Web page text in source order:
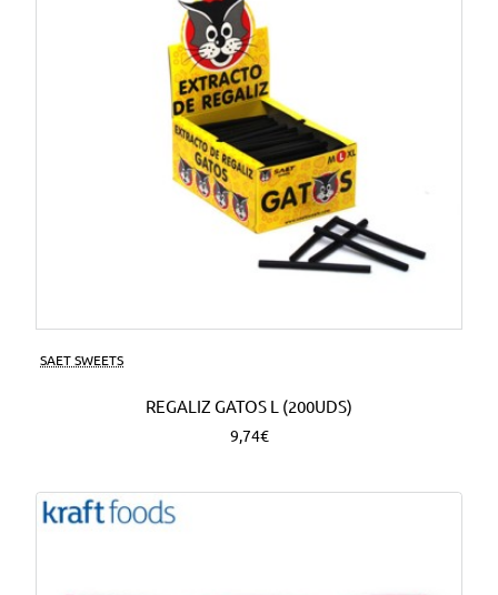
SAET SWEETS
REGALIZ GATOS L (200UDS)
9,74€